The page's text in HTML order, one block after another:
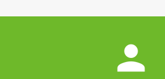
person